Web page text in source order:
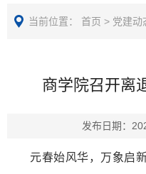
当前位置： 首页 > 党建动
商学院召开离
发布日期：
元春始风华，万象启